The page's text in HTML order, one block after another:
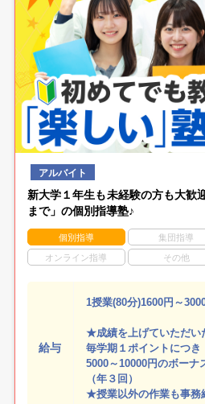
アルバイト
新大学１年生も未経験の方も大歓
まで」の個別指導塾♪
個別指導 集団指導
オンライン指導 その他
給与
1授業(80分)1600円～
★成績を上げていただい
毎学期１ポイントにつき
5000～10000円のボーナ
（年３回）
★授業以外の作業も事務